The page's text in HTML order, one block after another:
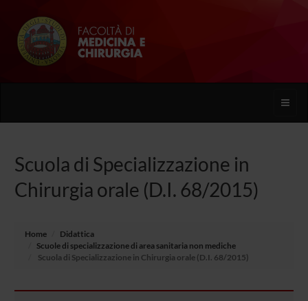
Toggle
Scuola di Specializzazione in
Chirurgia orale (D.I. 68/2015)
Home
Didattica
Scuole di specializzazione di area sanitaria non mediche
Scuola di Specializzazione in Chirurgia orale (D.I. 68/2015)